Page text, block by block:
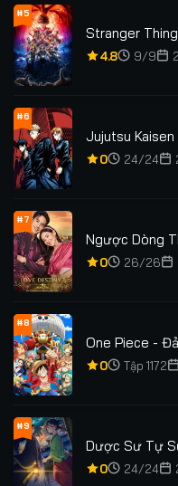
#5
Stranger
4.8 9/9
#6
Jujutsu Kaisen
0 24/24
#7
Ngược Dòng
0 26/26
#8
One Piece -
0 Tập 1172
#9
Dược Sư Tự
0 24/24